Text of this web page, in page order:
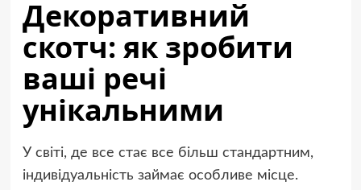
Декоративний
скотч: як зробити
ваші речі
унікальними
У світі, де все стає все більш стандартним,
індивідуальність займає особливе місце.